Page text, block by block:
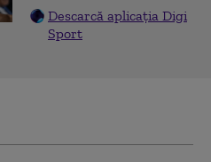
Descarcă aplicația Digi
Sport